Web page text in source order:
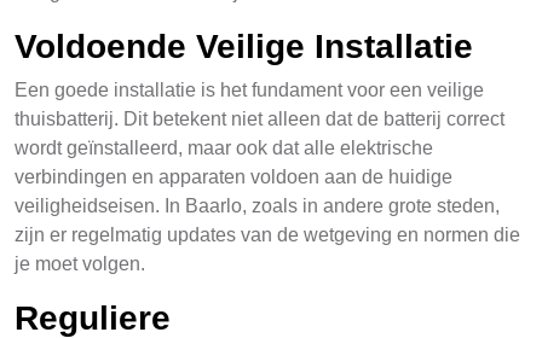
Voldoende Veilige Installatie
Een goede installatie is het fundament voor een veilige
thuisbatterij. Dit betekent niet alleen dat de batterij correct
wordt geïnstalleerd, maar ook dat alle elektrische
verbindingen en apparaten voldoen aan de huidige
veiligheidseisen. In Baarlo, zoals in andere grote steden,
zijn er regelmatig updates van de wetgeving en normen die
je moet volgen.
Reguliere